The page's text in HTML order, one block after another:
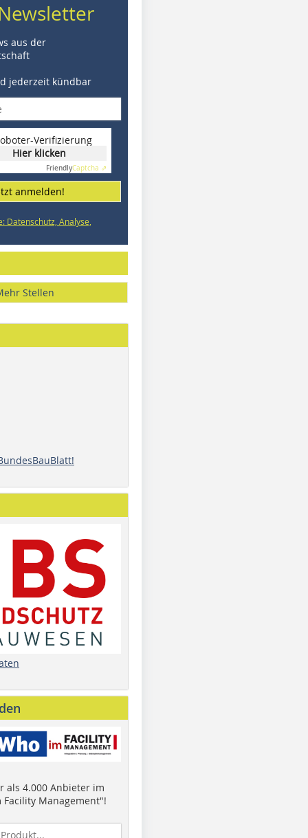
aus der
jederzeit kündbar
Verifizierung
Hier klicken
FriendlyCaptcha ⇗
anmelden!
Datenschutz, Analyse,
Stellen
als 4.000 Anbieter im
Facility Management"!